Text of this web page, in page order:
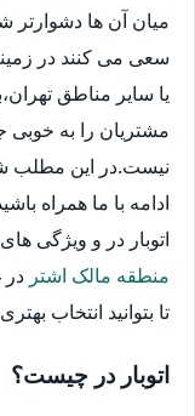
میان آن ها دشوارتر
سعی می کنند در
یا سایر مناطق
مشتریان را به خوبی
نیست.در این مطلب
ادامه با ما همراه
اتوبار در و ویژگی
منطقه مالک اشتر در
تا بتوانید انتخاب
اتوبار در چیست؟